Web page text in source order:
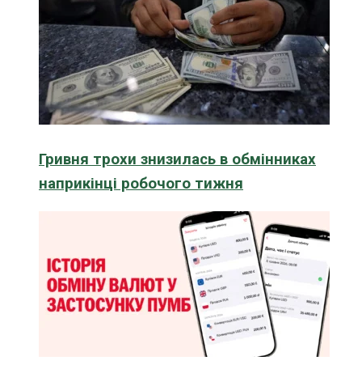
Гривня трохи знизилась в обмінниках
наприкінці робочого тижня